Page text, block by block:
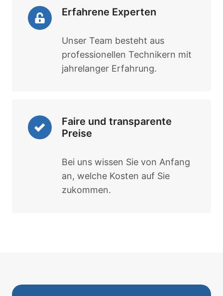
Erfahrene Experten
Unser Team besteht aus
professionellen Technikern mit
jahrelanger Erfahrung.
Faire und transparente
Preise
Bei uns wissen Sie von Anfang
an, welche Kosten auf Sie
zukommen.